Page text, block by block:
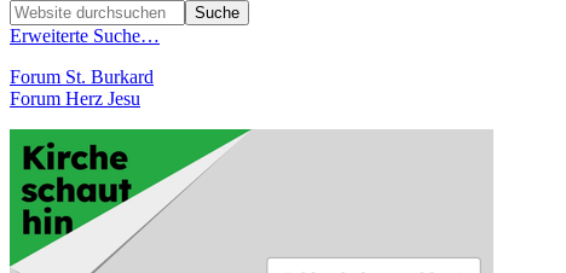
Erweiterte Suche…
Forum St. Burkard
Forum Herz Jesu